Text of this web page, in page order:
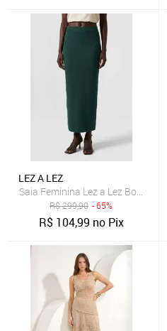
LEZ A LEZ
Saia Feminina Lez a Lez Boheme
R$299,90 - 65%
R$ 104,99 no Pix